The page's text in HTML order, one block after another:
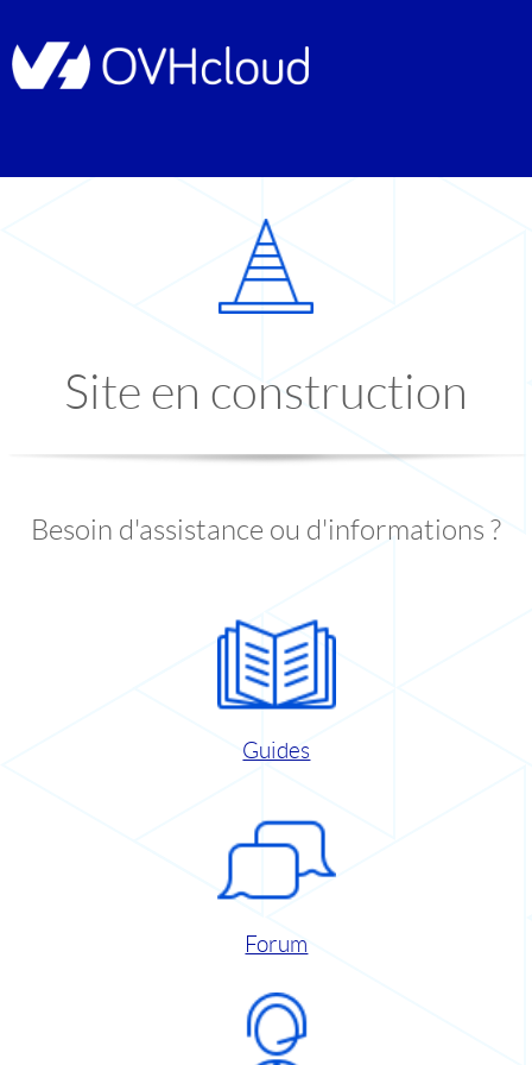
Site en construction
Besoin d'assistance ou d'informations ?
Guides
Forum